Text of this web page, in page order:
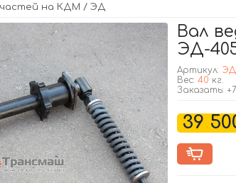
на КДМ / ЭД
Вал
ЭД-
Артикул:
Вес: 40 кг.
Заказать:
39